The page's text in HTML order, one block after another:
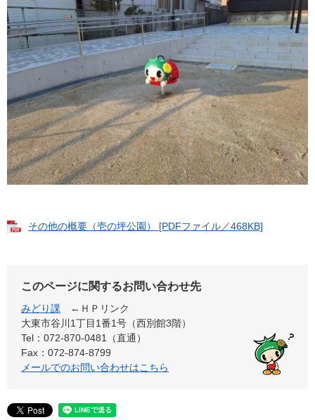
その他の概要（壱の坪公園） [PDFファイル／468KB]
このページに関するお問い合わせ先
みどり課
←ＨＰリンク
大東市谷川1丁目1番1号（西別館3階）
Tel：072-870-0481（直通）
Fax：072-874-8799
メールでのお問い合わせはこちら